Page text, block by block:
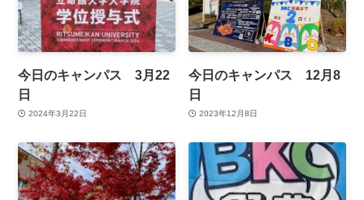
今日のキャンパス 3月22
日
2024年3月22日
今日のキャンパス 12月8
日
2023年12月8日